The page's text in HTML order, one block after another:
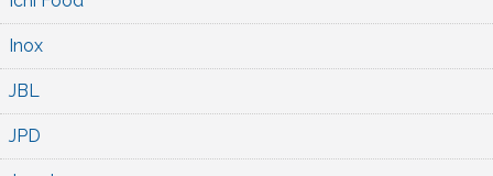
Inox
JBL
JPD